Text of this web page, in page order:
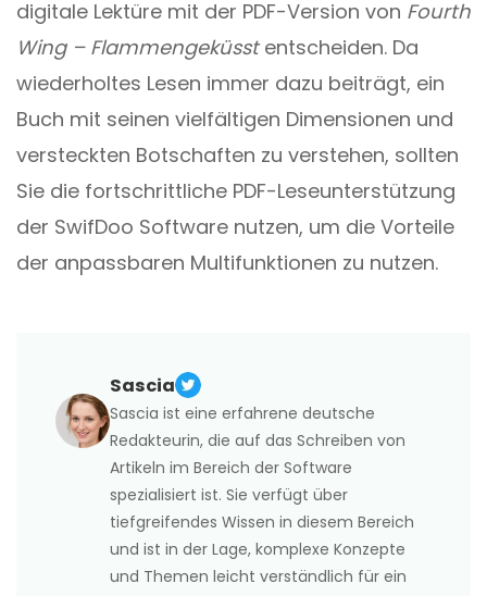
digitale Lektüre mit der PDF-Version von Fourth
Wing – Flammengeküsstentscheiden. Da
wiederholtes Lesen immer dazu beiträgt, ein
Buch mit seinen vielfältigen Dimensionen und
versteckten Botschaften zu verstehen, sollten
Sie die fortschrittliche PDF-Leseunterstützung
der SwifDoo Software nutzen, um die Vorteile
der anpassbaren Multifunktionen zu nutzen.
Sascia
Sascia ist eine erfahrene deutsche
Redakteurin, die auf das Schreiben von
Artikeln im Bereich der Software
spezialisiert ist. Sie verfügt über
tiefgreifendes Wissen in diesem Bereich
und ist in der Lage, komplexe Konzepte
und Themen leicht verständlich für ein